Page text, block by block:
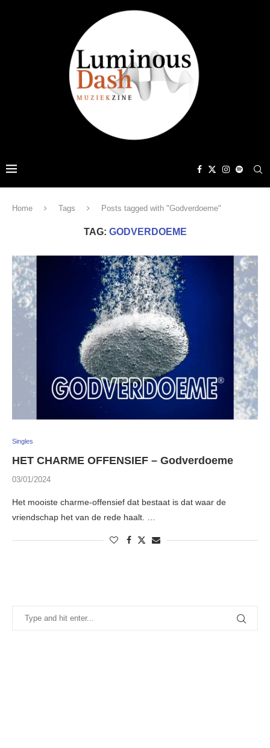
Home Tags Posts tagged with "Godverdoeme"
TAG: GODVERDOEME
Singles
HET CHARME OFFENSIEF – Godverdoeme
03/01/2024
Het mooiste charme-offensief dat bestaat is dat waar de
vriendschap het van de rede haalt. …